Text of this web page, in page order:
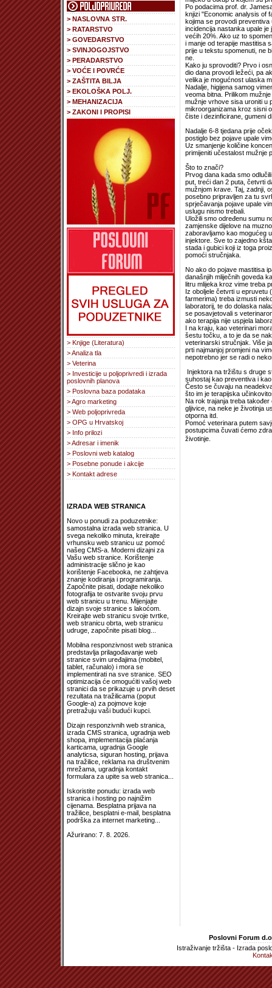
> NASLOVNA STR.
> RATARSTVO
> GOVEDARSTVO
> SVINJOGOJSTVO
> PERADARSTVO
> VOĆE I POVRĆE
> ZAŠTITA BILJA
> EKOLOŠKA POLJ.
> MEHANIZACIJA
> ZAKONI I PROPISI
> Knjige (Literatura)
> Analiza tla
> Veterina
> Investicije u poljoprivredi i izrada
poslovnih planova
> Poslovna baza podataka
> Agro marketing
> Web poljoprivreda
> OPG u Hrvatskoj
> Info prilozi
> Adresar i imenik
> Poslovni web katalog
> Posebne ponude i akcije
> Kontakt adrese
IZRADA WEB STRANICA
Novo u ponudi za poduzetnike:
samostalna izrada web stranica. U
svega nekoliko minuta, kreirajte
vrhunsku web stranicu uz pomoć
našeg CMS-a. Moderni dizajni za
Vašu web stranice. Korištenje
administracije slično je kao
korištenje Facebooka, ne zahtjeva
znanje kodiranja i programiranja.
Započnite pisati, dodajte nekoliko
fotografija te ostvarite svoju prvu
web stranicu u trenu. Mijenjajte
dizajn svoje stranice s lakoćom.
Kreirajte web stranicu svoje tvrtke,
web stranicu obrta, web stranicu
udruge, započnite pisati blog...
Mobilna responzivnost web stranica
predstavlja prilagođavanje web
stranice svim uređajima (mobitel,
tablet, računalo) i mora se
implementirati na sve stranice. SEO
optimizacija će omogućiti vašoj web
stranici da se prikazuje u prvih deset
rezultata na tražilicama (poput
Google-a) za pojmove koje
pretražuju vaši budući kupci.
Dizajn responzivnih web stranica,
izrada CMS stranica, ugradnja web
shopa, implementacija plaćanja
karticama, ugradnja Google
analyticsa, siguran hosting, prijava
na tražilice, reklama na društvenim
mrežama, ugradnja kontakt
formulara za upite sa web stranica...
Iskoristite ponudu: izrada web
stranica i hosting po najnižim
cijenama. Besplatna prijava na
tražilice, besplatni e-mail, besplatna
podrška za internet marketing...
Ažurirano: 7. 8. 2026.
Po podacima prof. dr.
knjizi "Economic analysis of
kojima se provodi preventiva
incidencija nastanka upale
većih 20%. Ako uz to
i manje od terapije mastitisa
prije u tekstu spomenuti, ne
ne.
Kako ju sprovoditi? Prvo i
dio dana provodi ležeći, pa
velika je mogućnost ulaska
Nadalje, higijena samog
veoma bitna. Prilikom
mužnje vrhove sisa uroniti u
mikroorganizama kroz sisni
čiste i dezinficirane, gumeni
Nadalje 6-8 tjedana prije
postiglo bez pojave upale
Uz smanjenje količine
primijeniti učestalost mužnje
Što to znači?
Prvog dana kada smo
put, treći dan 2 puta, četvrti
mužnjom krave. Taj, zadnji,
posebno pripravljen za tu
sprječavanja pojave upale
uslugu nismo trebali.
Uložili smo određenu sumu
zamjenske dijelove na
zaboravljamo kao mogućeg
injektore. Sve to zajedno
stada i gubici koji iz toga
pomoći stručnjaka.
No ako do pojave mastitisa
današnjih mliječnih goveda
litru mlijeka kroz vime treba
Iz oboljele četvrti u epruvetu
farmerima) treba izmusti
laboratorij, te do dolaska
se posavjetovali s
ako terapija nije uspjela
I na kraju, kao veterinari
šestu točku, a to je da se
veterinarski stručnjak. Više
prti najmanjoj promjeni na
nepotrebno jer se radi o
Injektora na tržištu s druge
suhostaj kao preventiva i
Često se čuvaju na
što im je terapijska
Na rok trajanja treba također
gljivice, na neke je životinja
otporna itd.
Pomoć veterinara putem
postupcima čuvati ćemo
životinje.
Poslovni Forum
Istraživanje tržišta - Izrada